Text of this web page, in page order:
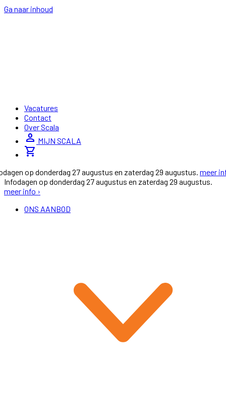
Ga naar inhoud
Vacatures
Contact
Over Scala
person MIJN SCALA
shopping_cart
op donderdag 27 augustus en zaterdag 29 augustus. meer
Infodagen op donderdag 27 augustus en zaterdag 29 augustus.
meer info ›
ONS AANBOD